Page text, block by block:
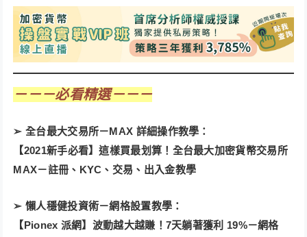
－－－必看精選－－－
➢ 全台最大交易所－MAX 詳細操作教學：
【2021新手必看】這樣買最划算！全台最大加密貨幣交易所
MAX－註冊、KYC、交易、出入金教學
➢ 懶人穩健投資術－網格設置教學：
【Pionex 派網】波動越大越賺！7天躺著獲利 19%－網格